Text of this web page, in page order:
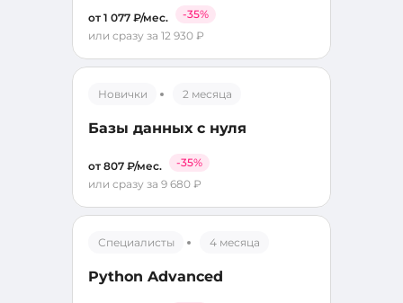
от 1 077 ₽/мес.
-35%
или сразу за 12 930 ₽
Новички 2 месяца
Базы данных с нуля
от 807 ₽/мес.
-35%
или сразу за 9 680 ₽
Специалисты 4 месяца
Python Advanced